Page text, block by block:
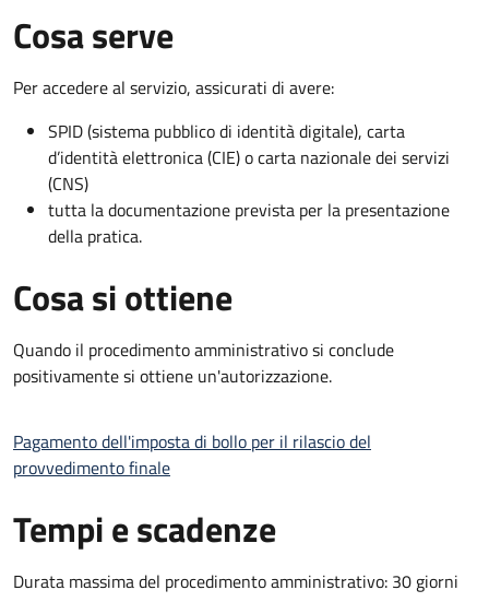
Cosa serve
Per accedere al servizio, assicurati di avere:
SPID (sistema pubblico di identità digitale), carta
d’identità elettronica (CIE) o carta nazionale dei servizi
(CNS)
tutta la documentazione prevista per la presentazione
della pratica.
Cosa si ottiene
Quando il procedimento amministrativo si conclude
positivamente si ottiene un'autorizzazione.
Pagamento dell'imposta di bollo per il rilascio del
provvedimento finale
Tempi e scadenze
Durata massima del procedimento amministrativo: 30 giorni